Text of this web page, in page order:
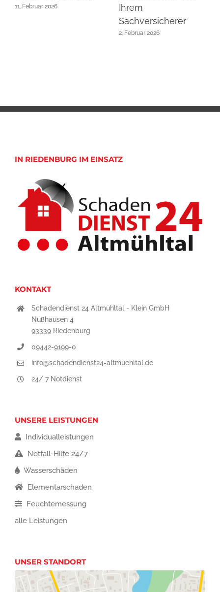
11. Februar 2026
Ihrem
Sachversicherer
2. Februar 2026
IN RIEDENBURG IM EINSATZ
KONTAKT
Schadendienst 24 Altmühltal - Klein GmbH
Nußhausen 4
93339 Riedenburg
09442-9199-0
info@schadendienst24-altmuehltal.de
24/ 7 Notdienst
UNSERE LEISTUNGEN
Individualleistungen
Notfall-Hilfe 24/7
Wasserschäden
Elementarschaden
Feuchtemessung
alle Leistungen
UNSER STANDORT